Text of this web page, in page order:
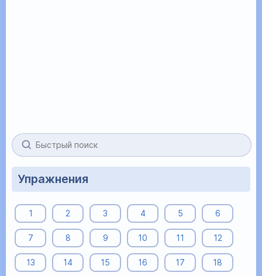
Упражнения
1 2 3 4 5 6
7 8 9 10 11 12
13 14 15 16 17 18